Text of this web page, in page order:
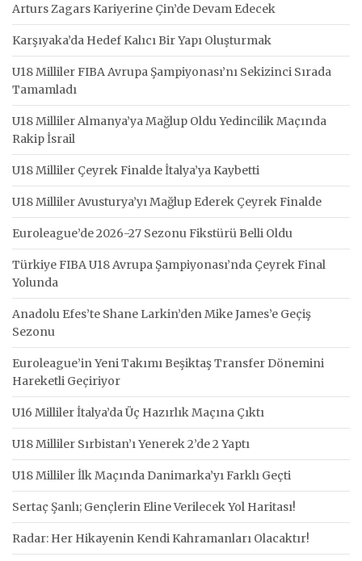
Arturs Zagars Kariyerine Çin’de Devam Edecek
Karşıyaka’da Hedef Kalıcı Bir Yapı Oluşturmak
U18 Milliler FIBA Avrupa Şampiyonası’nı Sekizinci Sırada
Tamamladı
U18 Milliler Almanya’ya Mağlup Oldu Yedincilik Maçında
Rakip İsrail
U18 Milliler Çeyrek Finalde İtalya’ya Kaybetti
U18 Milliler Avusturya’yı Mağlup Ederek Çeyrek Finalde
Euroleague’de 2026-27 Sezonu Fikstürü Belli Oldu
Türkiye FIBA U18 Avrupa Şampiyonası’nda Çeyrek Final
Yolunda
Anadolu Efes’te Shane Larkin’den Mike James’e Geçiş
Sezonu
Euroleague’in Yeni Takımı Beşiktaş Transfer Dönemini
Hareketli Geçiriyor
U16 Milliler İtalya’da Üç Hazırlık Maçına Çıktı
U18 Milliler Sırbistan’ı Yenerek 2’de 2 Yaptı
U18 Milliler İlk Maçında Danimarka’yı Farklı Geçti
Sertaç Şanlı; Gençlerin Eline Verilecek Yol Haritası!
Radar: Her Hikayenin Kendi Kahramanları Olacaktır!